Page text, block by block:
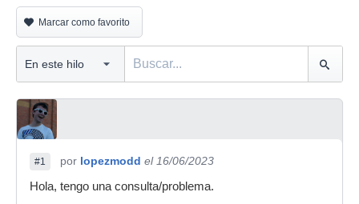
Marcar como favorito
#1 por lopezmodd el 16/06/2023
Hola, tengo una consulta/problema.